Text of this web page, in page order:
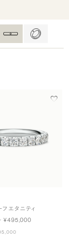
エタニティ
¥495,000